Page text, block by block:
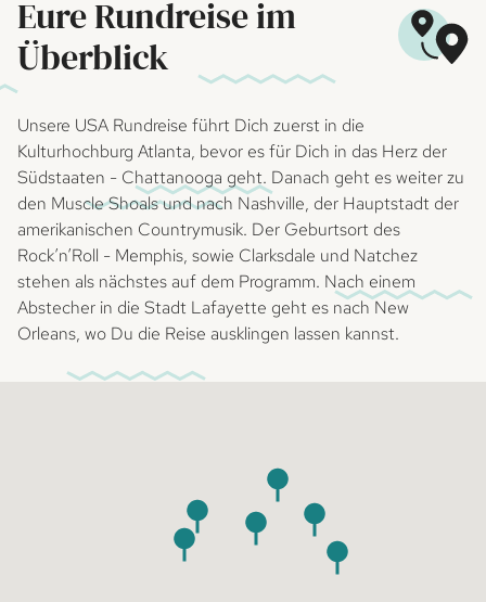
Eure Rundreise im
Überblick
Unsere USA Rundreise führt Dich zuerst in die
Kulturhochburg Atlanta, bevor es für Dich in das Herz der
Südstaaten - Chattanooga geht. Danach geht es weiter zu
den Muscle Shoals und nach Nashville, der Hauptstadt der
amerikanischen Countrymusik. Der Geburtsort des
Rock’n’Roll - Memphis, sowie Clarksdale und Natchez
stehen als nächstes auf dem Programm. Nach einem
Abstecher in die Stadt Lafayette geht es nach New
Orleans, wo Du die Reise ausklingen lassen kannst.